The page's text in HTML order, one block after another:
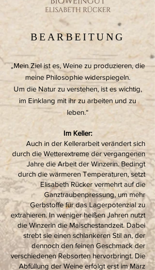
BEARBEITUNG
„Mein Ziel ist es, Weine zu produzieren, die
meine Philosophie widerspiegeln.
Um die Natur zu verstehen, ist es wichtig,
im Einklang mit ihr zu arbeiten und zu
leben.“
Im Keller:
Auch in der Kellerarbeit verändert sich
durch die Wetterextreme der vergangenen
Jahre die Arbeit der Winzerin. Bedingt
durch die wärmeren Temperaturen, setzt
Elisabeth Rücker vermehrt auf die
Ganztraubenpressung, um mehr
Gerbstoffe für das Lagerpotenzial zu
extrahieren. In weniger heißen Jahren nutzt
die Winzerin die Maischestandzeit. Dabei
strebt sie einen schlankeren Stil an, der
dennoch den feinen Geschmack der
verschiedenen Rebsorten hervorbringt. Die
Abfüllung der Weine erfolgt erst im März